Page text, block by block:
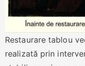
Restaurare tablou
realizată prin